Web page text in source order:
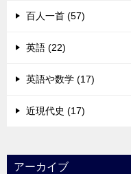
百人一首 (57)
英語 (22)
英語や数学 (17)
近現代史 (17)
アーカイブ